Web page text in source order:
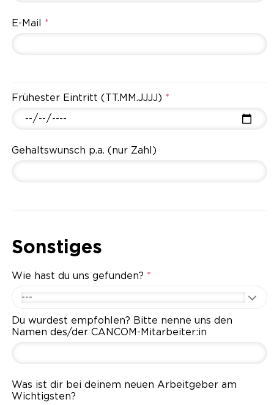
E-Mail *
Frühester Eintritt (TT.MM.JJJJ) *
Gehaltswunsch p.a. (nur Zahl)
Sonstiges
Wie hast du uns gefunden? *
---
Du wurdest empfohlen? Bitte nenne uns den
Namen des/der CANCOM-Mitarbeiter:in
Was ist dir bei deinem neuen Arbeitgeber am
Wichtigsten?